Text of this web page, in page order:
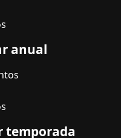
anual
temporada